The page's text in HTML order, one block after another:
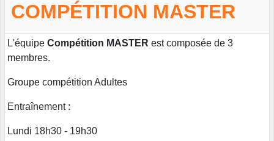
COMPÉTITION MASTER
L'équipe Compétition MASTER est composée de 3
membres.
Groupe compétition Adultes
Entraînement :
Lundi 18h30 - 19h30